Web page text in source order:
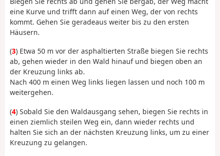
eine Kurve und trifft dann auf einen Weg, der von rechts
kommt. Gehen Sie geradeaus weiter bis zu den ersten
Häusern.
(3) Etwa 50 m vor der asphaltierten Straße biegen Sie rechts
ab, gehen wieder in den Wald hinauf und biegen oben an
der Kreuzung links ab.
Nach 400 m einen Weg links liegen lassen und noch 100 m
weitergehen.
(4) Sobald Sie den Waldausgang sehen, biegen Sie rechts in
einen ziemlich steilen Weg ein, dann wieder rechts und
halten Sie sich an der nächsten Kreuzung links, um zu einer
Kreuzung zu gelangen.